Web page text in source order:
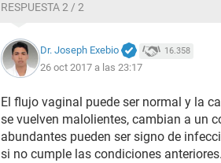
RESPUESTA 2 / 2
Dr. Joseph Exebio 16.358
26 oct 2017 a las 23:17
El flujo vaginal puede ser normal y la
se vuelven malolientes, cambian a un
abundantes pueden ser signo de
si no cumple las condiciones